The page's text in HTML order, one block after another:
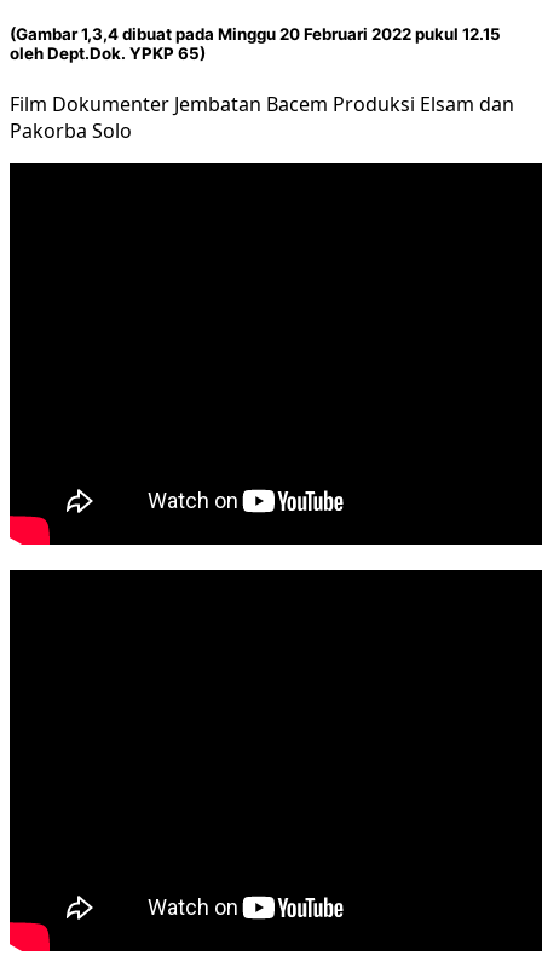
(Gambar 1,3,4 dibuat pada Minggu 20 Februari 2022 pukul 12.15
oleh Dept.Dok. YPKP 65)
Film Dokumenter Jembatan Bacem Produksi Elsam dan
Pakorba Solo